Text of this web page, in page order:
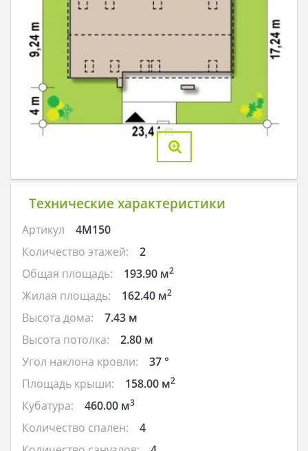
Технические характеристики
Артикул
4M150
Количество этажей:
2
Общая площадь:
193.90 м2
Жилая площадь: 162.40 м2
Высота дома:
7.43 м
Высота потолка:
2.80 м
Угол наклона кровли:
37 °
Площадь крыши:
158.00 м2
Кубатура: 460.00 м3
Количество спален:
4